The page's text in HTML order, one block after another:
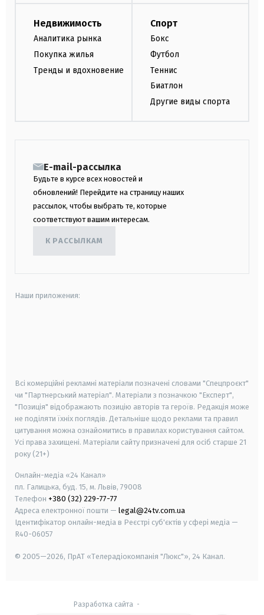
Недвижимость
Аналитика рынка
Покупка жилья
Тренды и вдохновение
Спорт
Бокс
Футбол
Теннис
Биатлон
Другие виды спорта
E-mail-рассылка
Будьте в курсе всех новостей и
обновлений! Перейдите на страницу наших
рассылок, чтобы выбрать те, которые
соответствуют вашим интересам.
К РАССЫЛКАМ
Наши приложения:
Всі комерційні рекламні матеріали позначені словами "Спецпроєкт"
чи "Партнерський матеріал". Матеріали з позначкою "Експерт",
"Позиція" відображають позицію авторів та героїв. Редакція може
не поділяти їхніх поглядів. Детальніше щодо реклами та правил
цитування можна ознайомитись в правилах користування сайтом.
Усі права захищені. Матеріали сайту призначені для осіб старше 21
року (21+)
Онлайн-медіа «24 Канал»
пл. Галицька, буд. 15, м. Львів, 79008
Телефон +380 (32) 229-77-77
Адреса електронної пошти — legal@24tv.com.ua
Ідентифікатор онлайн-медіа в Реєстрі суб'єктів у сфері медіа —
R40-06057
© 2005—2026, ПрАТ «Телерадіокомпанія "Люкс"», 24 Канал.
Разработка сайта -